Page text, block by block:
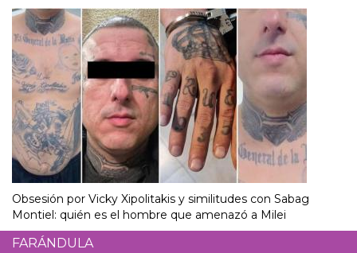
Obsesión por Vicky Xipolitakis y similitudes con Sabag
Montiel: quién es el hombre que amenazó a Milei
FARÁNDULA